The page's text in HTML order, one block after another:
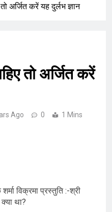
अर्जित करें यह दुर्लभ ज्ञान
तो अर्जित करें
Ago 0 1 Mins
विक्रमा प्रस्तुति :-श्री
था?